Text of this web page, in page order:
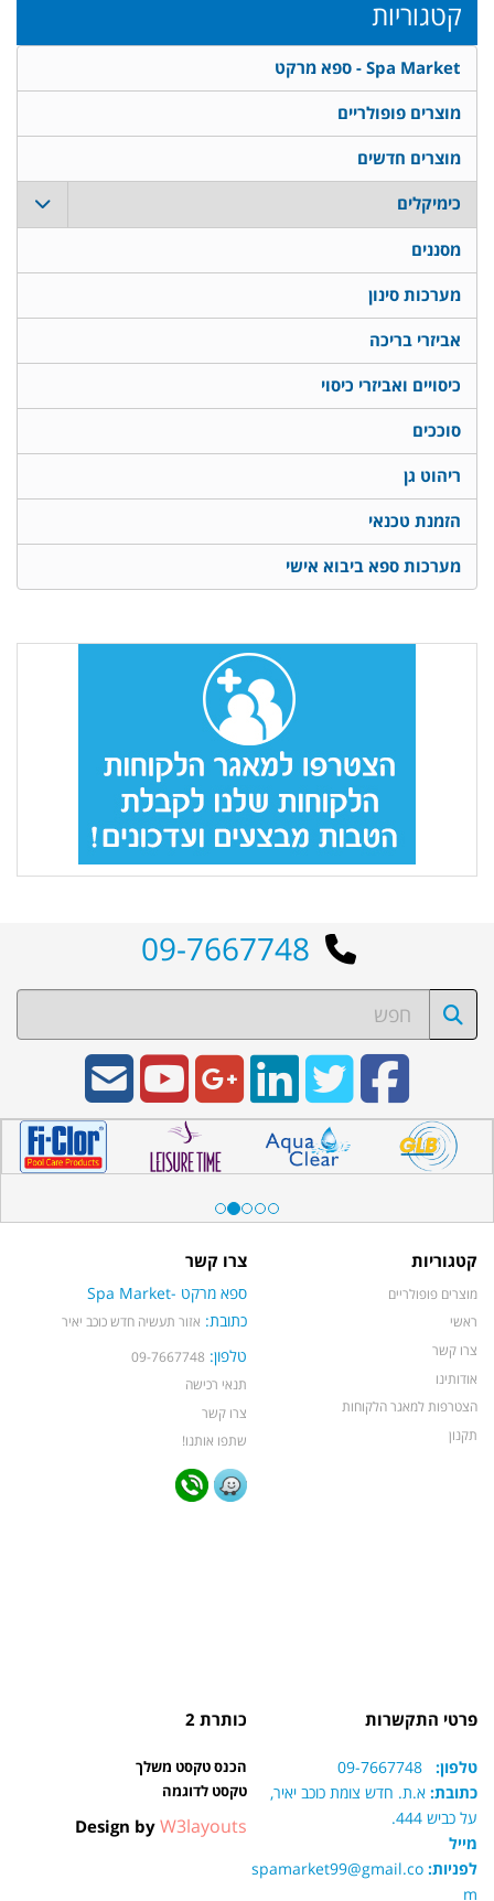
קטגוריות
Spa Market - ספא מרקט
מוצרים פופולריים
מוצרים חדשים
כימיקלים
מסננים
מערכות סינון
אביזרי בריכה
כיסויים ואביזרי כיסוי
סוככים
ריהוט גן
הזמנת טכנאי
מערכות ספא ביבוא אישי
קטגוריות
מוצרים פופולריים
ראשי
צרו קשר
אודותינו
הצטרפות למאגר הלקוחות
תקנון
צרו קשר
ספא מרקט -Spa Market
כתובת: אזור תעשיה חדש כוכב יאיר
טלפון: 09-7667748
תנאי רכישה
צרו קשר
שתפו אותנו!
פרטי התקשרות
טלפון:
כתובת: א.ת. חדש צומת כוכב יאיר,
על כביש 444.
מייל
לפניות: spamarket99@gmail.co
m
כותרת 2
הכנס טקסט משלך
טקסט לדוגמה
Design by W3layouts